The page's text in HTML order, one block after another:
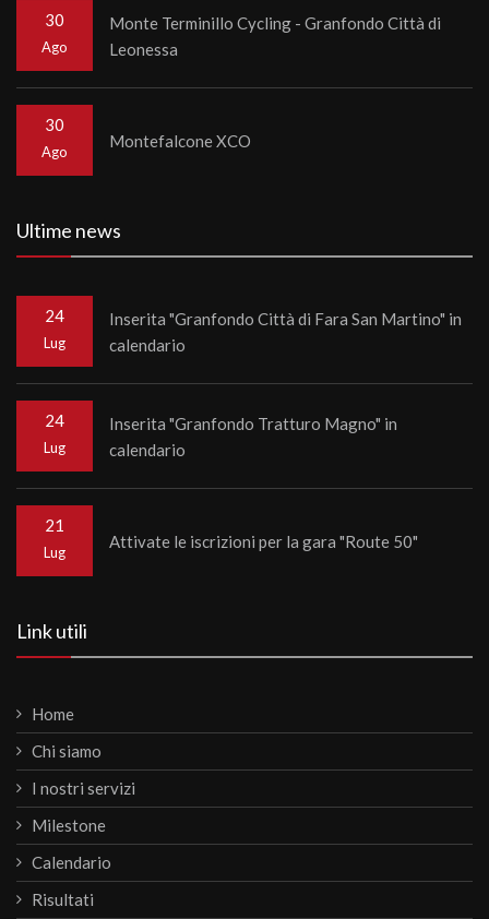
30
Ago
Monte Terminillo Cycling - Granfondo Città di
Leonessa
30
Ago
Montefalcone XCO
Ultime news
24
Lug
Inserita "Granfondo Città di Fara San Martino" in
calendario
24
Lug
Inserita "Granfondo Tratturo Magno" in
calendario
21
Lug
Attivate le iscrizioni per la gara "Route 50"
Link utili
Home
Chi siamo
I nostri servizi
Milestone
Calendario
Risultati